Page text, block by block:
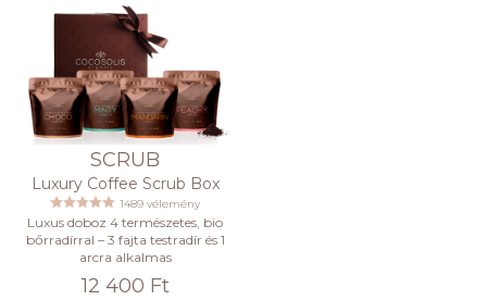
SCRUB
Luxury Coffee Scrub Box
1489 vélemény
Luxus doboz 4 természetes, bio
bőrradírral – 3 fajta testradír és 1
arcra alkalmas
12 400 Ft